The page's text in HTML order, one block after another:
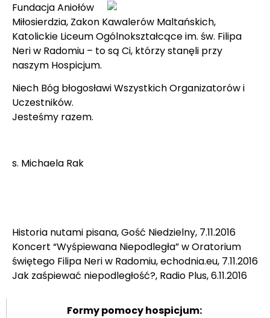
Fundacja Aniołów
Miłosierdzia, Zakon Kawalerów Maltańskich,
Katolickie Liceum Ogólnokształcące im. św. Filipa
Neri w Radomiu – to są Ci, którzy stanęli przy
naszym Hospicjum.
Niech Bóg błogosławi Wszystkich Organizatorów i
Uczestników.
Jesteśmy razem.
s. Michaela Rak
Historia nutami pisana, Gość Niedzielny, 7.11.2016
Koncert “Wyśpiewana Niepodległa” w Oratorium
świętego Filipa Neri w Radomiu, echodnia.eu, 7.11.2016
Jak zaśpiewać niepodległość?, Radio Plus, 6.11.2016
Formy pomocy hospicjum: